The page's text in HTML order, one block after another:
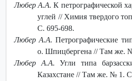
Любер А.А.К петрографической
углей // Химия твердого
С. 695-698.
Любер А.А. Петрографические
о. Шпицбергена // Там же.
Любер А.А. Угли типа
Казахстане // Там же. № 1.